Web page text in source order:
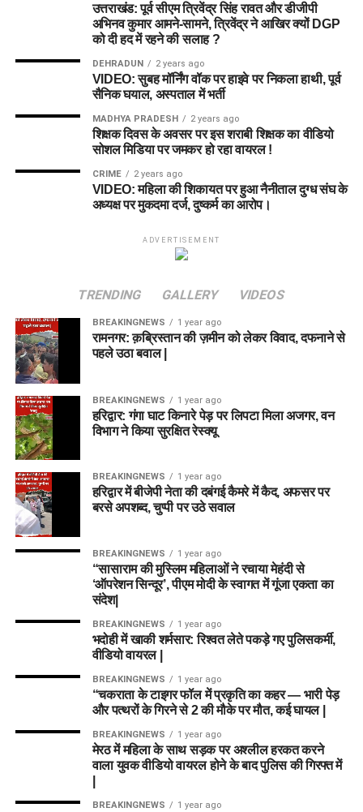
उत्तराखंड: पूर्व सीएम त्रिवेंद्र सिंह रावत और डीजीपी
अभिनव कुमार आमने-सामने, त्रिवेंद्र ने आखिर क्यों DGP
को दी हद में रहने की सलाह ?
DEHRADUN 2 years ago
VIDEO: सुबह मॉर्निंग वॉक पर हाइवे पर निकला हाथी, पूर्व
सैनिक घयाल, अस्पताल में भर्ती
MADHYA PRADESH 2 years ago
शिक्षक दिवस के अवसर पर इस शराबी शिक्षक का वीडियो
सोशल मिडिया पर जमकर हो रहा वायरल !
CRIME 2 years ago
VIDEO: महिला की शिकायत पर हुआ नैनीताल दुग्ध संघ के
अध्यक्ष पर मुकदमा दर्ज, दुष्कर्म का आरोप।
ADVERTISEMENT
TRENDING GALLERY VIDEOS
BREAKINGNEWS 1 year ago
रामनगर: क़ब्रिस्तान की ज़मीन को लेकर विवाद, दफनाने से
पहले उठा बवाल |
BREAKINGNEWS 1 year ago
हरिद्वार: गंगा घाट किनारे पेड़ पर लिपटा मिला अजगर, वन
विभाग ने किया सुरक्षित रेस्क्यू
BREAKINGNEWS 1 year ago
हरिद्वार में बीजेपी नेता की दबंगई कैमरे में कैद, अफसर पर
बरसे अपशब्द, चुप्पी पर उठे सवाल
BREAKINGNEWS 1 year ago
“सासाराम की मुस्लिम महिलाओं ने रचाया मेहंदी से
‘ऑपरेशन सिन्दूर’, पीएम मोदी के स्वागत में गूंजा एकता का
संदेश|
BREAKINGNEWS 1 year ago
भदोही में खाकी शर्मसार: रिश्वत लेते पकड़े गए पुलिसकर्मी,
वीडियो वायरल |
BREAKINGNEWS 1 year ago
“चकराता के टाइगर फॉल में प्रकृति का कहर — भारी पेड़
और पत्थरों के गिरने से 2 की मौके पर मौत, कई घायल |
BREAKINGNEWS 1 year ago
मेरठ में महिला के साथ सड़क पर अश्लील हरकत करने
वाला युवक वीडियो वायरल होने के बाद पुलिस की गिरफ्त में
BREAKINGNEWS 1 year ago